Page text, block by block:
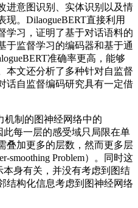
进意图识别、实体识别以及情
。DilaogueBERT直接利用
学习，证明了基于对话语料的
于监督学习的编码器和基于通
准确率更高，能够
本文还分析了多种针对自监督
话自监督编码研究具有一定借
制的图神经网络中的
此每一层的感受域只局限在单
叠加更多的层数，然而更多层
smoothing Problem）。同时这
本身有关，并没有考虑到图结
结构化信息考虑到图神经网络